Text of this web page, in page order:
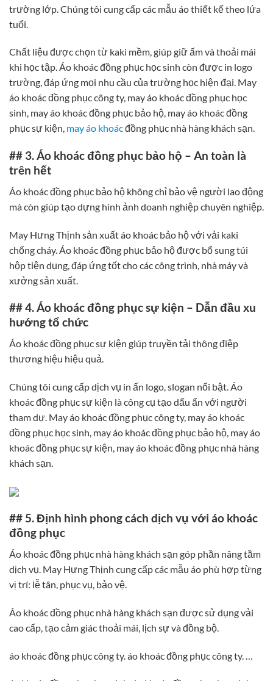
trường lớp. Chúng tôi cung cấp các mẫu áo thiết kế theo lứa
tuổi.
Chất liệu được chọn từ kaki mềm, giúp giữ ấm và thoải mái
khi học tập. Áo khoác đồng phục học sinh còn được in logo
trường, đáp ứng mọi nhu cầu của trường học hiện đại. May
áo khoác đồng phục công ty, may áo khoác đồng phục học
sinh, may áo khoác đồng phục bảo hộ, may áo khoác đồng
phục sự kiện, may áo khoácđồng phục nhà hàng khách sạn.
## 3. Áo khoác đồng phục bảo hộ – An toàn là
trên hết
Áo khoác đồng phục bảo hộ không chỉ bảo vệ người lao động
mà còn giúp tạo dựng hình ảnh doanh nghiệp chuyên nghiệp.
May Hưng Thịnh sản xuất áo khoác bảo hộ với vải kaki
chống cháy. Áo khoác đồng phục bảo hộ được bổ sung túi
hộp tiện dụng, đáp ứng tốt cho các công trình, nhà máy và
xưởng sản xuất.
## 4. Áo khoác đồng phục sự kiện – Dẫn đầu xu
hướng tổ chức
Áo khoác đồng phục sự kiện giúp truyền tải thông điệp
thương hiệu hiệu quả.
Chúng tôi cung cấp dịch vụ in ấn logo, slogan nổi bật. Áo
khoác đồng phục sự kiện là công cụ tạo dấu ấn với người
tham dự. May áo khoác đồng phục công ty, may áo khoác
đồng phục học sinh, may áo khoác đồng phục bảo hộ, may áo
khoác đồng phục sự kiện, may áo khoác đồng phục nhà hàng
khách sạn.
## 5. Định hình phong cách dịch vụ với áo khoác
đồng phục
Áo khoác đồng phục nhà hàng khách sạn góp phần nâng tầm
dịch vụ. May Hưng Thịnh cung cấp các mẫu áo phù hợp từng
vị trí: lễ tân, phục vụ, bảo vệ.
Áo khoác đồng phục nhà hàng khách sạn được sử dụng vải
cao cấp, tạo cảm giác thoải mái, lịch sự và đồng bộ.
áo khoác đồng phục công ty. áo khoác đồng phục công ty. …